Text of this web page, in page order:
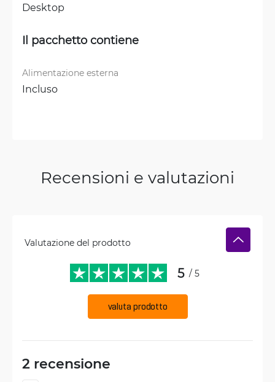
Desktop
Il pacchetto contiene
Alimentazione esterna
Incluso
Recensioni e valutazioni
Valutazione del prodotto
5 / 5
valuta prodotto
2 recensione